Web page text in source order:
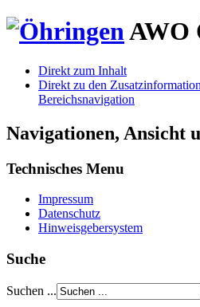
AWO
Direkt zum Inhalt
Direkt zu den
Bereichsnavigation
Navigationen, Ansicht
Technisches Menu
Impressum
Datenschutz
Hinweisgebersystem
Suche
Suchen ...